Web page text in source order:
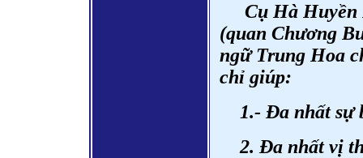
Cụ Hà
(quan Chương
ngữ Trung Hoa
chỉ giúp:
1.- Đa nhất sự
2. Đa nhất vị